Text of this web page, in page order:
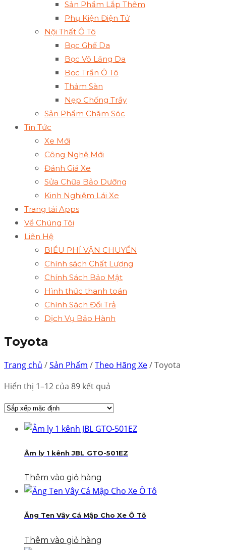
Sản Phẩm Lắp Thêm
Phụ Kiện Điện Tử
Nội Thất Ô Tô
Bọc Ghế Da
Bọc Vô Lăng Da
Bọc Trần Ô Tô
Thảm Sàn
Nẹp Chống Trầy
Sản Phẩm Chăm Sóc
Tin Tức
Xe Mới
Công Nghệ Mới
Đánh Giá Xe
Sửa Chữa Bảo Dưỡng
Kinh Nghiệm Lái Xe
Trang tải Apps
Về Chúng Tôi
Liên Hệ
BIỂU PHÍ VẬN CHUYỂN
Chính sách Chất Lượng
Chính Sách Bảo Mật
Hình thức thanh toán
Chính Sách Đổi Trả
Dịch Vụ Bảo Hành
Toyota
Trang chủ /Sản Phẩm /Theo Hãng Xe/ Toyota
Hiển thị 1–12 của 89 kết quả
Âm ly 1 kênh JBL GTO-501EZ
Thêm vào giỏ hàng
Ăng Ten Vây Cá Mập Cho Xe Ô Tô
Thêm vào giỏ hàng